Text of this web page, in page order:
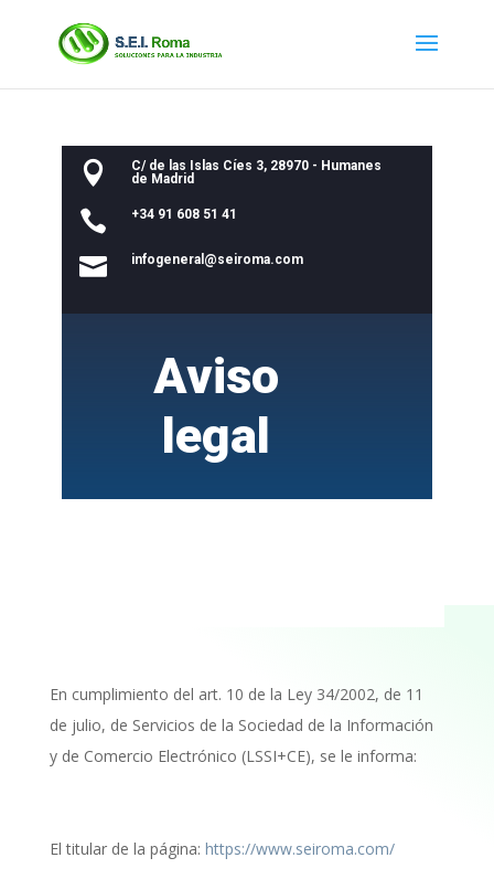

C/ de las Islas Cíes 3, 28970 - Humanes
de Madrid
 +34 91 608 51 41
 infogeneral@seiroma.com
Aviso
legal
En cumplimiento del art. 10 de la Ley 34/2002, de 11
de julio, de Servicios de la Sociedad de la Información
y de Comercio Electrónico (LSSI+CE), se le informa:
El titular de la página: https://www.seiroma.com/